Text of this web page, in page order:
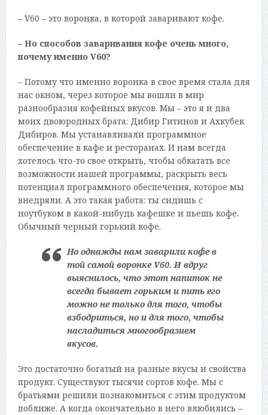
– V60 – это воронка, в которой заваривают кофе.
– Но способов заваривания кофе очень много,
почему именно V60?
– Потому что именно воронка в свое время стала для
нас окном, через которое мы вошли в мир
разнообразия кофейных вкусов. Мы – это я и два
моих двоюродных брата: Дибир Гитинов и Ахкубек
Дибиров. Мы устанавливали программное
обеспечение в кафе и ресторанах. И нам всегда
хотелось что-то свое открыть, чтобы обкатать все
возможности нашей программы, раскрыть весь
потенциал программного обеспечения, которое мы
внедряли. А это такая работа: ты сидишь с
ноутбуком в какой-нибудь кафешке и пьешь кофе.
Обычный черный горький кофе.
Но однажды нам заварили кофе в
той самой воронке V60. И вдруг
выяснилось, что этот напиток не
всегда бывает горьким и пить его
можно не только для того, чтобы
взбодриться, но и для того, чтобы
насладиться многообразием
вкусов.
Это достаточно богатый на разные вкусы и свойства
продукт. Существуют тысячи сортов кофе. Мы с
братьями решили познакомиться с этим продуктом
поближе. А когда окончательно в него влюбились –